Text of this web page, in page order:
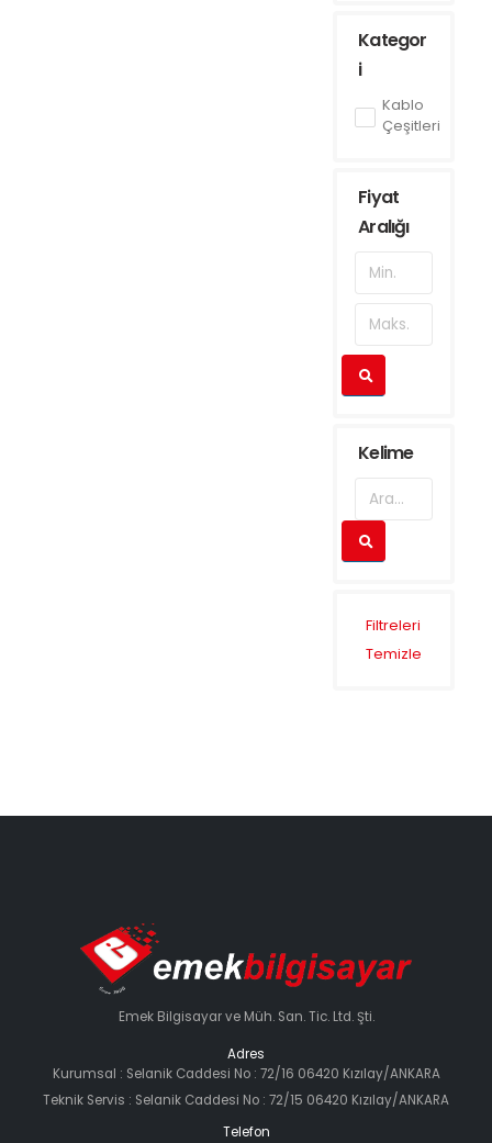
Kategor
i
Kablo
Çeşitleri
Fiyat
Aralığı
Kelime
Filtreleri
Temizle
Emek Bilgisayar ve Müh. San. Tic. Ltd. Şti.
Adres
Kurumsal : Selanik Caddesi No : 72/16 06420 Kızılay/ANKARA
Teknik Servis : Selanik Caddesi No : 72/15 06420 Kızılay/ANKARA
Telefon